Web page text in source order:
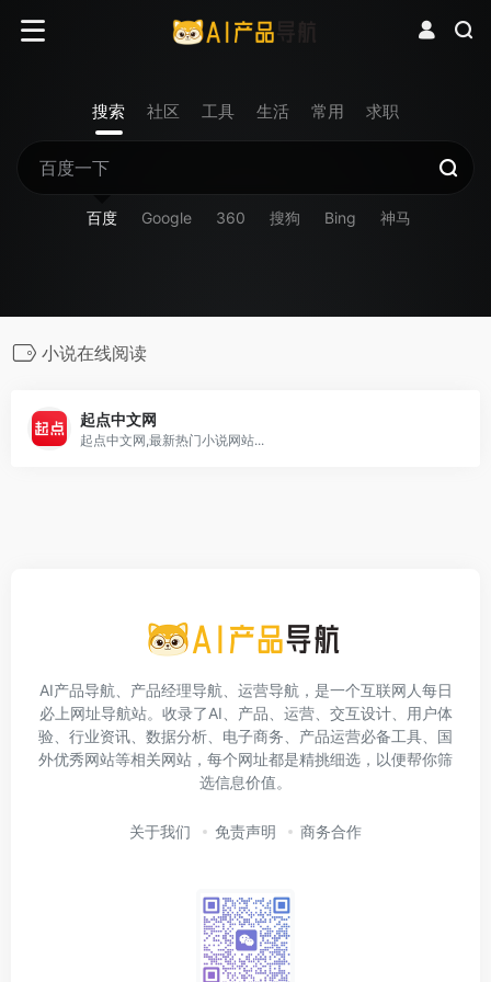
搜索 社区 工具 生活 常用 求职
百度 Google 360 搜狗 Bing 神马
小说在线阅读
起点中文网
起点中文网,最新热门小说网站...
AI产品导航、产品经理导航、运营导航，是一个互联网人每日
必上网址导航站。收录了AI、产品、运营、交互设计、用户体
验、行业资讯、数据分析、电子商务、产品运营必备工具、国
外优秀网站等相关网站，每个网址都是精挑细选，以便帮你筛
选信息价值。
关于我们 免责声明 商务合作